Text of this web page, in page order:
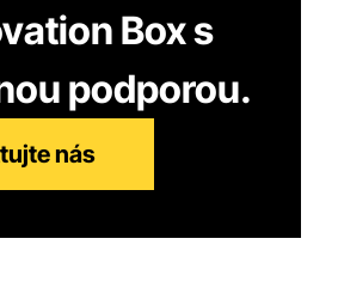
Box s
podporou.
nás